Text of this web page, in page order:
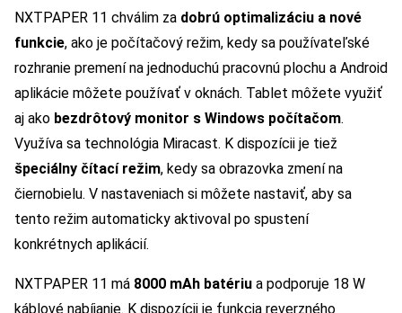
NXTPAPER 11 chválim za dobrú optimalizáciu a nové
funkcie, ako je počítačový režim, kedy sa používateľské
rozhranie premení na jednoduchú pracovnú plochu a Android
aplikácie môžete používať v oknách. Tablet môžete využiť
aj ako bezdrôtový monitor s Windows počítačom.
Využíva sa technológia Miracast. K dispozícii je tiež
špeciálny čítací režim, kedy sa obrazovka zmení na
čiernobielu. V nastaveniach si môžete nastaviť, aby sa
tento režim automaticky aktivoval po spustení
konkrétnych aplikácií.
NXTPAPER 11 má 8000 mAh batériu a podporuje 18 W
káblové nabíjanie. K dispozícii je funkcia reverzného